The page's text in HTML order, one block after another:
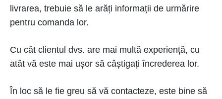
livrarea, trebuie să le arăți informații de urmărire
pentru comanda lor.
Cu cât clientul dvs. are mai multă experiență, cu
atât vă este mai ușor să câștigați încrederea lor.
În loc să le fie greu să vă contacteze, este bine să